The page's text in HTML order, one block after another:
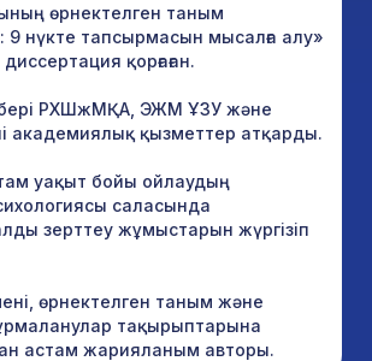
өрнектелген таным
9 нүкте тапсырмасын мысалға алу»
қорғаған.
РХШжМҚА, ЭЖМ ҰЗУ және
академиялық қызметтер атқарды.
уақыт бойы ойлаудың
саласында
зерттеу жұмыстарын жүргізіп
өрнектелген таным және
тақырыптарына
астам жарияланым авторы.